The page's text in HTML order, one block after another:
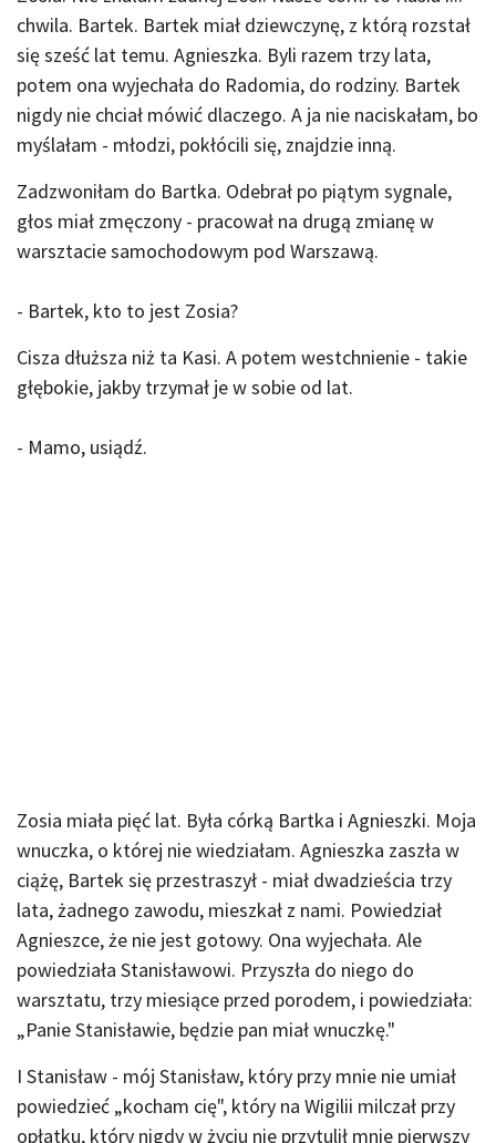
chwila. Bartek. Bartek miał dziewczynę, z którą rozstał
się sześć lat temu. Agnieszka. Byli razem trzy lata,
potem ona wyjechała do Radomia, do rodziny. Bartek
nigdy nie chciał mówić dlaczego. A ja nie naciskałam, bo
myślałam - młodzi, pokłócili się, znajdzie inną.
Zadzwoniłam do Bartka. Odebrał po piątym sygnale,
głos miał zmęczony - pracował na drugą zmianę w
warsztacie samochodowym pod Warszawą.
- Bartek, kto to jest Zosia?
Cisza dłuższa niż ta Kasi. A potem westchnienie - takie
głębokie, jakby trzymał je w sobie od lat.
- Mamo, usiądź.
Zosia miała pięć lat. Była córką Bartka i Agnieszki. Moja
wnuczka, o której nie wiedziałam. Agnieszka zaszła w
ciążę, Bartek się przestraszył - miał dwadzieścia trzy
lata, żadnego zawodu, mieszkał z nami. Powiedział
Agnieszce, że nie jest gotowy. Ona wyjechała. Ale
powiedziała Stanisławowi. Przyszła do niego do
warsztatu, trzy miesiące przed porodem, i powiedziała:
„Panie Stanisławie, będzie pan miał wnuczkę."
I Stanisław - mój Stanisław, który przy mnie nie umiał
powiedzieć „kocham cię", który na Wigilii milczał przy
opłatku, który nigdy w życiu nie przytulił mnie pierwszy